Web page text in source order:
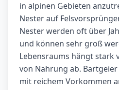
in alpinen Gebieten
Nester auf
Nester werden oft über
und können sehr groß
Lebensraums hängt stark
von Nahrung ab.
mit reichem Vorkommen